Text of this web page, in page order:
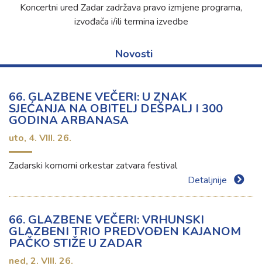
Koncertni ured Zadar zadržava pravo izmjene programa,
izvođača i/ili termina izvedbe
Novosti
66. GLAZBENE VEČERI: U ZNAK
SJEĆANJA NA OBITELJ DEŠPALJ I 300
GODINA ARBANASA
uto, 4. VIII. 26.
Zadarski komorni orkestar zatvara festival
Detaljnije
66. GLAZBENE VEČERI: VRHUNSKI
GLAZBENI TRIO PREDVOĐEN KAJANOM
PAČKO STIŽE U ZADAR
ned, 2. VIII. 26.